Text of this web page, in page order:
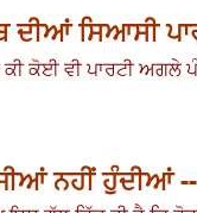
ਦੀਆਂ ਸਿਆਸੀ
ਕੋਈ ਵੀ ਪਾਰਟੀ ਅਗਲੇ
ਨਹੀਂ ਹੁੰਦੀਆਂ